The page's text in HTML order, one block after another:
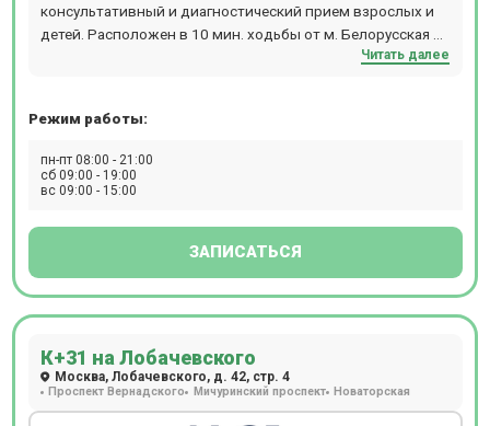
консультативный и диагностический прием взрослых и
детей. Расположен в 10 мин. ходьбы от м. Белорусская и
м. Маяковская. В клинике работают более 100
дом. Новое современное оборудование для проведения
ПЭТ-КТ, бронхоскопии, денситометрии, кольпоскопии,
спирометрии, кардиотокографии (КТГ), реовазографии
мониторирования (по Холтеру).
Читать далее
Режим работы:
пн-пт 08:00 - 21:00
сб 09:00 - 19:00
вс 09:00 - 15:00
ЗАПИСАТЬСЯ
К+31 на Лобачевского
Москва, Лобачевского, д. 42, стр. 4
Проспект Вернадского Мичуринский проспект Новаторская